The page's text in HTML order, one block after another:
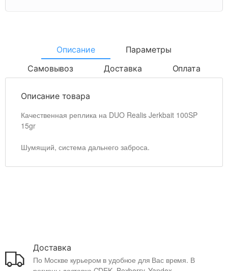
Описание
Параметры
Самовывоз
Доставка Оплата
Описание товара
Качественная реплика на DUO Realis Jerkbait 100SP
15gr
Шумящий, система дальнего заброса.
Доставка
По Москве курьером в удобное для Вас время. В